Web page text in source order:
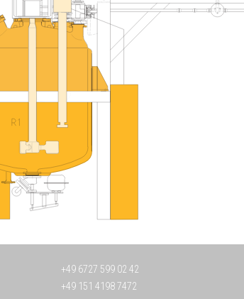
+49 6727 599 02 42
+49 151 4198 7472